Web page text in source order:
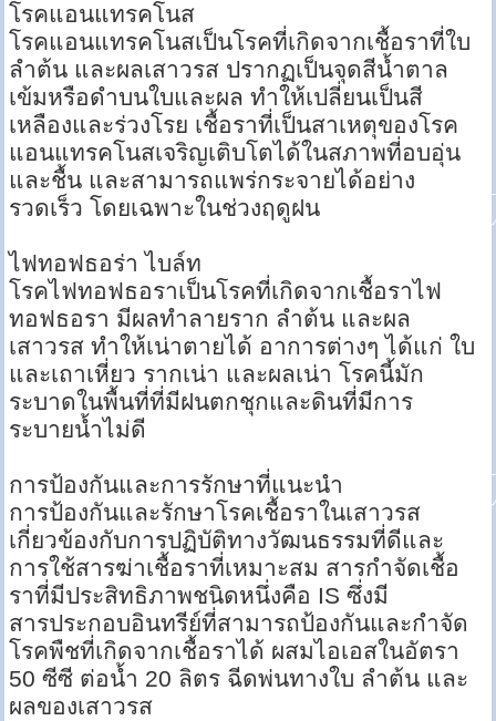
โรคแอนแทรคโนส
โรคแอนแทรคโนสเป็นโรคที่เกิดจากเชื้อราที่ใบ
ลำต้น และผลเสาวรส ปรากฏเป็นจุดสีน้ำตาล
เข้มหรือดำบนใบและผล ทำให้เปลี่ยนเป็นสี
เหลืองและร่วงโรย เชื้อราที่เป็นสาเหตุของโรค
แอนแทรคโนสเจริญเติบโตได้ในสภาพที่อบอุ่น
และชื้น และสามารถแพร่กระจายได้อย่าง
รวดเร็ว โดยเฉพาะในช่วงฤดูฝน
ไฟทอฟธอร่า ไบล์ท
โรคไฟทอฟธอราเป็นโรคที่เกิดจากเชื้อราไฟ
ทอฟธอรา มีผลทำลายราก ลำต้น และผล
เสาวรส ทำให้เน่าตายได้ อาการต่างๆ ได้แก่ ใบ
และเถาเหี่ยว รากเน่า และผลเน่า โรคนี้มัก
ระบาดในพื้นที่ที่มีฝนตกชุกและดินที่มีการ
ระบายน้ำไม่ดี
การป้องกันและการรักษาที่แนะนำ
การป้องกันและรักษาโรคเชื้อราในเสาวรส
เกี่ยวข้องกับการปฏิบัติทางวัฒนธรรมที่ดีและ
การใช้สารฆ่าเชื้อราที่เหมาะสม สารกำจัดเชื้อ
ราที่มีประสิทธิภาพชนิดหนึ่งคือ IS ซึ่งมี
สารประกอบอินทรีย์ที่สามารถป้องกันและกำจัด
โรคพืชที่เกิดจากเชื้อราได้ ผสมไอเอสในอัตรา
50 ซีซี ต่อน้ำ 20 ลิตร ฉีดพ่นทางใบ ลำต้น และ
ผลของเสาวรส